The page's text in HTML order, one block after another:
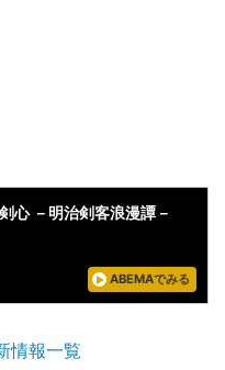
心 －明治剣客浪漫譚－
ABEMAでみる
情報一覧